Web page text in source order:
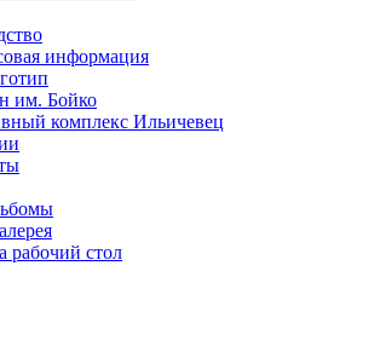
информация
им. Бойко
комплекс Ильичевец
рабочий стол